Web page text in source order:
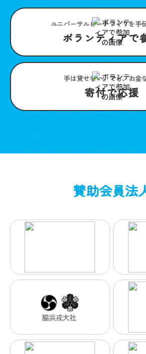
ユニバーサルビーチつくりを手
ボランティアで
手は貸せない。でも、お金
寄付で応援
賛助会員法